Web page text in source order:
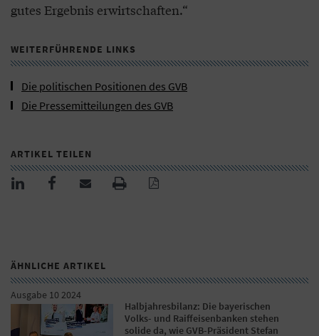
gutes Ergebnis erwirtschaften.“
WEITERFÜHRENDE LINKS
Die politischen Positionen des GVB
Die Pressemitteilungen des GVB
ARTIKEL TEILEN
ÄHNLICHE ARTIKEL
Ausgabe 10 2024
Halbjahresbilanz: Die bayerischen
Volks- und Raiffeisenbanken stehen
solide da, wie GVB-Präsident Stefan